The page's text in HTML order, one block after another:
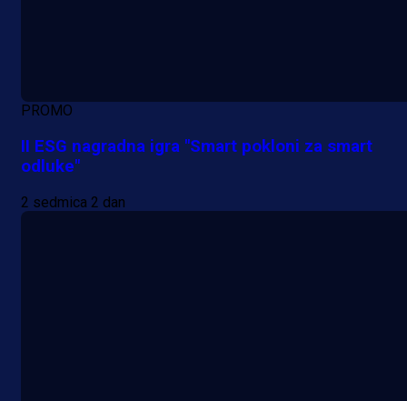
PROMO
II ESG nagradna igra "Smart pokloni za smart
odluke"
2 sedmica 2 dan